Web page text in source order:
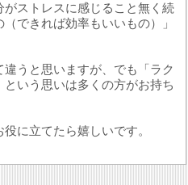
ストレスに感じること無く続
できれば効率もいいもの）」
うと思いますが、でも「ラク
いう思いは多くの方がお持ち
に立てたら嬉しいです。